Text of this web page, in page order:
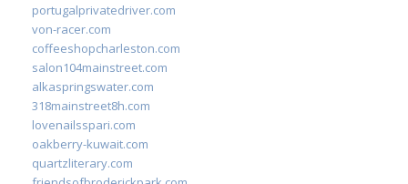
portugalprivatedriver.com
von-racer.com
coffeeshopcharleston.com
salon104mainstreet.com
alkaspringswater.com
318mainstreet8h.com
lovenailsspari.com
oakberry-kuwait.com
quartzliterary.com